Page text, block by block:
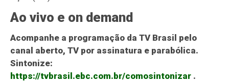
Ao vivo e on demand
Acompanhe a programação da TV Brasil pelo
canal aberto, TV por assinatura e parabólica.
Sintonize:
https://tvbrasil.ebc.com.br/comosintonizar .